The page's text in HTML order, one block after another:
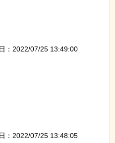
：2022/07/25 13:49:00
：2022/07/25 13:48:05